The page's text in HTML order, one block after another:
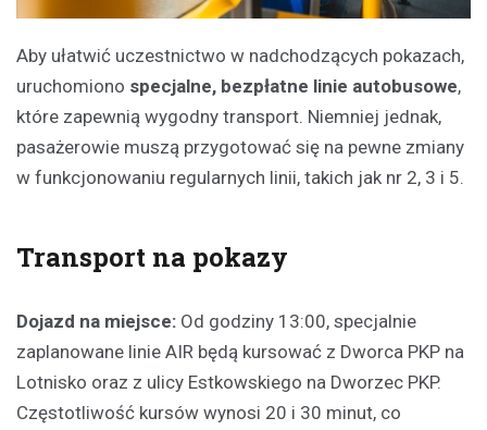
Aby ułatwić uczestnictwo w nadchodzących pokazach,
uruchomiono specjalne, bezpłatne linie autobusowe,
które zapewnią wygodny transport. Niemniej jednak,
pasażerowie muszą przygotować się na pewne zmiany
w funkcjonowaniu regularnych linii, takich jak nr 2, 3 i 5.
Transport na pokazy
Dojazd na miejsce: Od godziny 13:00, specjalnie
zaplanowane linie AIR będą kursować z Dworca PKP na
Lotnisko oraz z ulicy Estkowskiego na Dworzec PKP.
Częstotliwość kursów wynosi 20 i 30 minut, co